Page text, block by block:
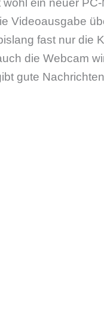
Videoausgabe
fast nur die
die Webcam
gute